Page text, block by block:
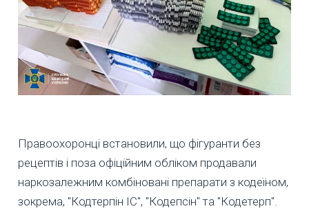
Правоохоронці встановили, що фігуранти без
рецептів і поза офіційним обліком продавали
наркозалежним комбіновані препарати з кодеїном,
зокрема, "Кодтерпін ІС", "Кодепсін" та "Кодетерп".